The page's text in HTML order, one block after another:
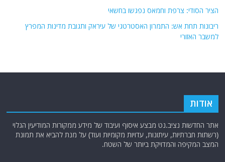
הציר הסודי: צרפת וחמאס נפגשו בחשאי
ריבונות תחת אש: התמרון האסטרטגי של עיראק ותגובת מדינות המפרץ
למשבר האזורי
אודות
אתר החדשות נציב.נט מבצע איסוף ועיבוד של מידע ממקורות המודיעין הגלוי
(רשתות חברתיות, עיתונות, עדויות מקומיות ועוד) על מנת להביא את תמונת
המצב המקיפה והמדויקת ביותר של השטח.